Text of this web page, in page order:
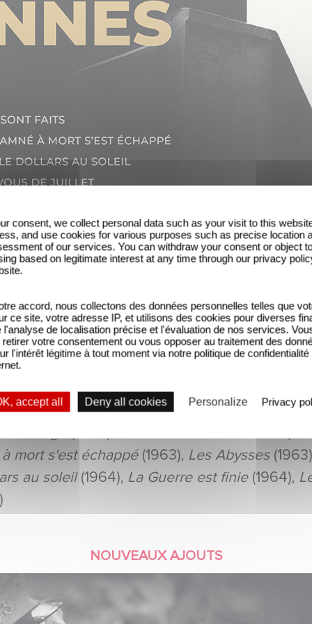
du Festival de Cannes, Gaumont
récompensées à l'ère du noir &
de Funès ou Jean-Paul Belmondo aux récits
une sélection dorée à (re)découvrir sans
(1947),Les Maudits(1947),
Nous sommes tous des assassins(1952),
mort s'est échappé(1963), Les Abysses
au soleil(1964), La Guerre est finie(1964),
NOUVEAUX AJOUTS
consent, we collect personal data such as your visit to this
and use cookies for various purposes such as precise location
of our services. You can withdraw your consent or object
based on legitimate interest at any time through our privacy
accord, nous collectons des données personnelles telles que
ce site, votre adresse IP, et utilisons des cookies pour diverses
l'analyse de localisation précise et l'évaluation de nos services.
votre consentement ou vous opposer au traitement des
l'intérêt légitime à tout moment via notre politique de
accept all Deny all cookies Personalize Privacy